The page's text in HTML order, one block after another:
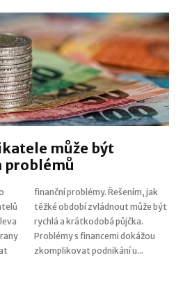
může být
problémů
být
zkomplikovat podnikání u...